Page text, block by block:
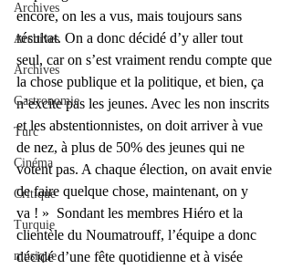
Archives
Archives
Archives
Gastronomie
Turc
Cinéma
Critique
Turquie
musique
encore, on les a vus, mais toujours sans
résultat. On a donc décidé d’y aller tout
seul, car on s’est vraiment rendu compte que
la chose publique et la politique, et bien, ça
n’excite pas les jeunes. Avec les non inscrits
et les abstentionnistes, on doit arriver à vue
de nez, à plus de 50% des jeunes qui ne
votent pas. A chaque élection, on avait envie
de faire quelque chose, maintenant, on y
va ! »  Sondant les membres Hiéro et la
clientèle du Noumatrouff, l’équipe a donc
décidé d’une fête quotidienne et à visée